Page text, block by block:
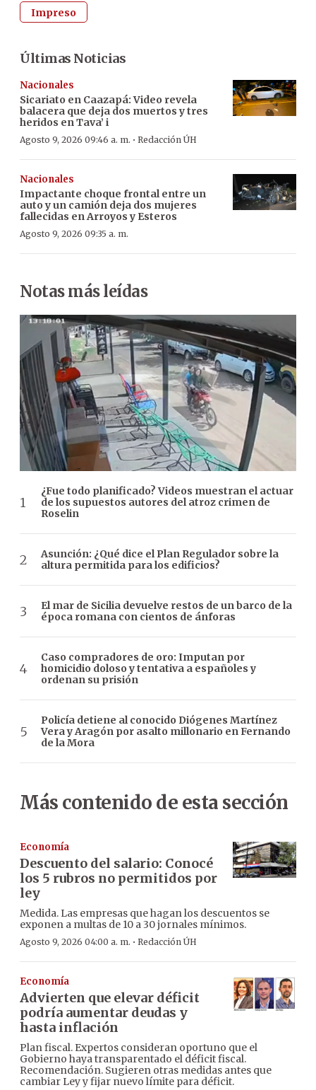
Impreso
Últimas Noticias
Nacionales
Sicariato en Caazapá: Video revela
balacera que deja dos muertos y tres
heridos en Tava’ i
Agosto 9, 2026 09:46 a. m. · Redacción ÚH
Nacionales
Impactante choque frontal entre un
auto y un camión deja dos mujeres
fallecidas en Arroyos y Esteros
Agosto 9, 2026 09:35 a. m.
Notas más leídas
¿Fue todo planificado? Videos muestran el actuar
de los supuestos autores del atroz crimen de
Roselin
Asunción: ¿Qué dice el Plan Regulador sobre la
altura permitida para los edificios?
El mar de Sicilia devuelve restos de un barco de la
época romana con cientos de ánforas
Caso compradores de oro: Imputan por
homicidio doloso y tentativa a españoles y
ordenan su prisión
Policía detiene al conocido Diógenes Martínez
Vera y Aragón por asalto millonario en Fernando
de la Mora
Más contenido de esta sección
Economía
Descuento del salario: Conocé
los 5 rubros no permitidos por
ley
Medida. Las empresas que hagan los descuentos se
exponen a multas de 10 a 30 jornales mínimos.
Agosto 9, 2026 04:00 a. m. · Redacción ÚH
Economía
Advierten que elevar déficit
podría aumentar deudas y
hasta inflación
Plan fiscal. Expertos consideran oportuno que el
Gobierno haya transparentado el déficit fiscal.
Recomendación. Sugieren otras medidas antes que
cambiar Ley y fijar nuevo límite para déficit.